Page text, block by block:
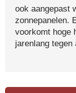
ook aangepast
zonnepanelen.
voorkomt hoge
jarenlang